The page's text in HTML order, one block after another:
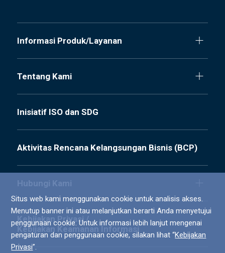
Situs web kami menggunakan cookie untuk analisis akses.
Menutup banner ini atau melanjutkan berarti Anda menyetujui
penggunaan cookie. Untuk informasi lebih lanjut mengenai
pengaturan dan penggunaan cookie, silakan lihat “Kebijakan
Privasi”.
Informasi Produk/Layanan
Tentang Kami
Inisiatif ISO dan SDG
Aktivitas Rencana Kelangsungan Bisnis (BCP)
Hubungi Kami
Kebijakan Privasi /
Kebijakan Keamanan Informasi